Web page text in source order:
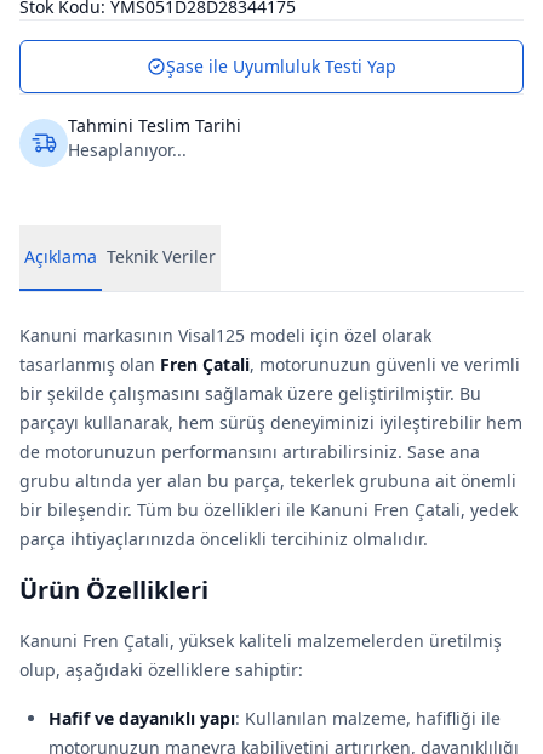
Stok Kodu: YMS051D28D28344175
Şase ile Uyumluluk Testi Yap
Tahmini Teslim Tarihi
Hesaplanıyor...
Açıklama Teknik Veriler
Kanuni markasının Visal125 modeli için özel olarak
tasarlanmış olan Fren Çatali, motorunuzun güvenli ve verimli
bir şekilde çalışmasını sağlamak üzere geliştirilmiştir. Bu
parçayı kullanarak, hem sürüş deneyiminizi iyileştirebilir hem
de motorunuzun performansını artırabilirsiniz. Sase ana
grubu altında yer alan bu parça, tekerlek grubuna ait önemli
bir bileşendir. Tüm bu özellikleri ile Kanuni Fren Çatali, yedek
parça ihtiyaçlarınızda öncelikli tercihiniz olmalıdır.
Ürün Özellikleri
Kanuni Fren Çatali, yüksek kaliteli malzemelerden üretilmiş
olup, aşağıdaki özelliklere sahiptir:
Hafif ve dayanıklı yapı: Kullanılan malzeme, hafifliği ile
motorunuzun manevra kabiliyetini artırırken, dayanıklılığı